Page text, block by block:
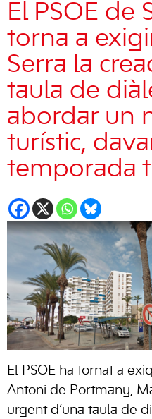
El PSOE de
torna a
Serra la
taula de
abordar un
turístic,
temporada
El PSOE ha tornat a
Antoni de Portmany,
urgent d’una taula de